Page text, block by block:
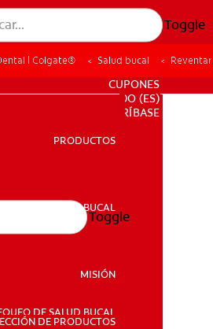
Toggle
SALUD BUCAL
PARA PROFESIONALES
CUPONES
DO (ES)
SUSCRÍBASE
PRODUCTOS
SALUD BUCAL
MISIÓN
DE SALUD BUCAL
DE PRODUCTOS
Toggle
| Colgate® Salud bucal
labial:
idea?